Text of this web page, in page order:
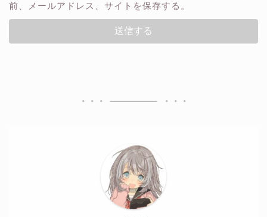
前、メールアドレス、サイトを保存する。